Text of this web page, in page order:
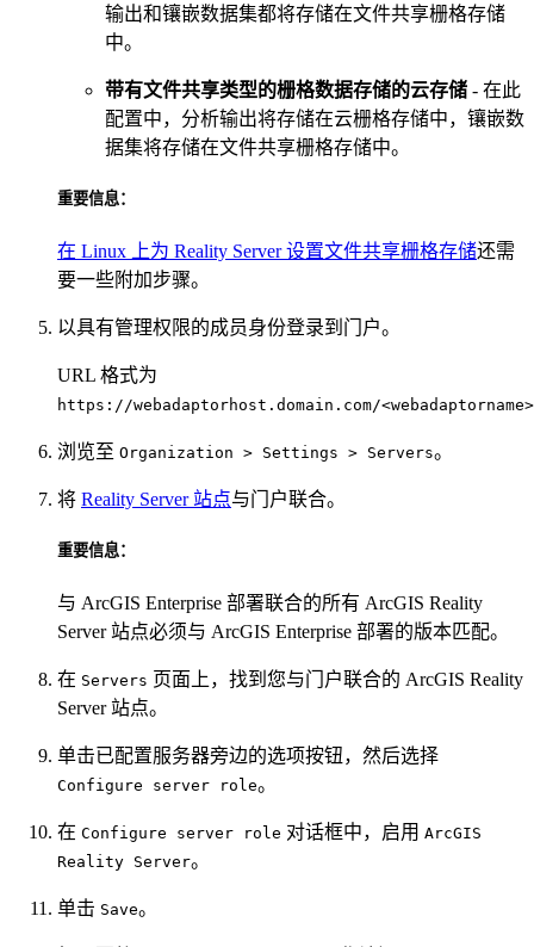
输出和镶嵌数据集都将存储在文件共享栅格存储
中。
带有文件共享类型的栅格数据存储的云存储 - 在此
配置中，分析输出将存储在云栅格存储中，镶嵌数
据集将存储在文件共享栅格存储中。
重要信息：
在 Linux 上为 Reality Server 设置文件共享栅格存储还需
要一些附加步骤。
以具有管理权限的成员身份登录到门户。
URL 格式为
https://webadaptorhost.domain.com/
浏览至 Organization > Settings > Servers。
将 Reality Server 站点与门户联合。
重要信息：
与 ArcGIS Enterprise 部署联合的所有 ArcGIS Reality
Server 站点必须与 ArcGIS Enterprise 部署的版本匹配。
在 Servers 页面上，找到您与门户联合的 ArcGIS Reality
Server 站点。
单击已配置服务器旁边的选项按钮，然后选择
Configure server role。
在 Configure server role 对话框中，启用 ArcGIS
Reality Server。
单击 Save。